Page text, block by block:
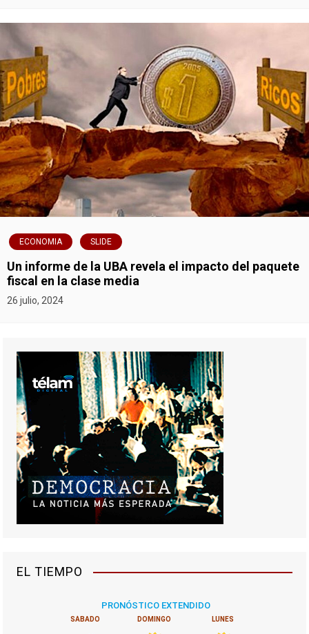
ECONOMIA SLIDE
Un informe de la UBA revela el impacto del paquete
fiscal en la clase media
26 julio, 2024
EL TIEMPO